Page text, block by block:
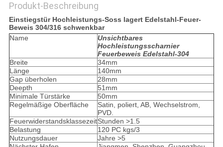
Produkt-Beschreibung
Einstiegstür Hochleistungs-Soss lagert Edelstahl-Feuer-
Beweis 304/316 schwenkbar
Name
Unsichtbares
Hochleistungsscharnier
Feuerbeweis Edelstahl-304
Breite
34mm
Länge
140mm
Gap überholen
28mm
Deepth
51mm
Minimale Türstärke
50mm
Regelmäßige Oberfläche
Satin, poliert, AB, Wechselstrom,
PVD.
FeuerwiderstandsklassezeitStunden >1.5
Belastung
120 PC kgs/3
Nutzungsdauer
Jahre >5